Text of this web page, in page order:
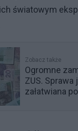
światowym
Zobacz także
Ogromne
ZUS. Sprawa
załatwiana